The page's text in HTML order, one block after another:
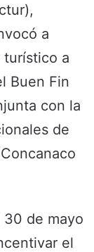
a
a
Buen Fin
con la
de
30 de mayo
el